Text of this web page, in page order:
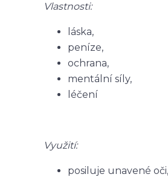
Vlastnosti:
láska,
peníze,
ochrana,
mentální síly,
léčení
Využití:
posiluje unavené